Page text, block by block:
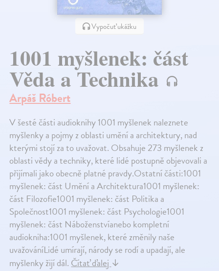
Vypočuť ukážku
1001 myšlenek: část
Věda a Technika
Arpáš Róbert
V šesté části audioknihy 1001 myšlenek naleznete
myšlenky a pojmy z oblasti umění a architektury, nad
kterými stojí za to uvažovat. Obsahuje 273 myšlenek z
oblasti vědy a techniky, které lidé postupně objevovali a
přijímali jako obecně platné pravdy.Ostatní části:1001
myšlenek: část Umění a Architektura1001 myšlenek:
část Filozofie1001 myšlenek: část Politika a
Společnost1001 myšlenek: část Psychologie1001
myšlenek: část Náboženstvíanebo kompletní
audiokniha:1001 myšlenek, které změnily naše
uvažováníLidé umírají, národy se rodí a upadají, ale
myšlenky žijí dál.Čítať ďalej↓